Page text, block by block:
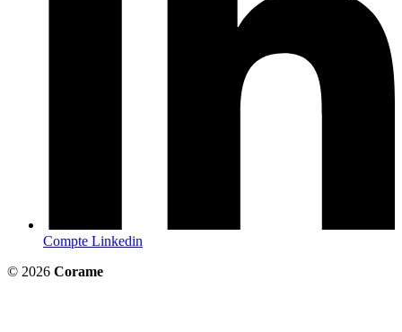
Compte Linkedin
© 2026 Corame